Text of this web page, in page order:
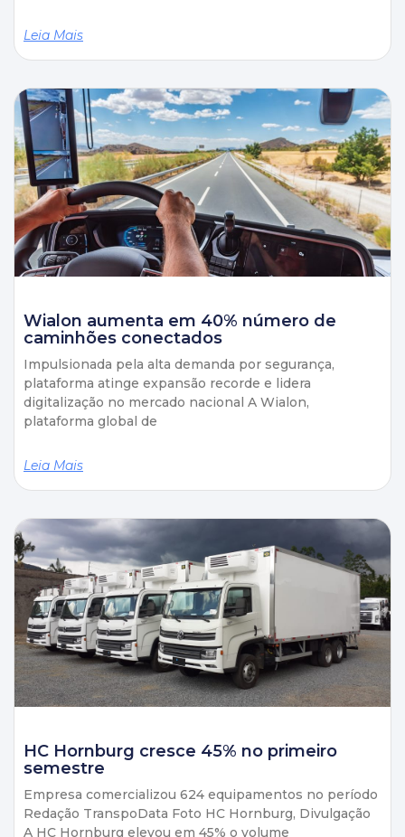
Leia Mais
Wialon aumenta em 40% número de
caminhões conectados
Impulsionada pela alta demanda por segurança,
plataforma atinge expansão recorde e lidera
digitalização no mercado nacional A Wialon,
plataforma global de
Leia Mais
HC Hornburg cresce 45% no primeiro
semestre
Empresa comercializou 624 equipamentos no período
Redação TranspoData Foto HC Hornburg, Divulgação
A HC Hornburg elevou em 45% o volume